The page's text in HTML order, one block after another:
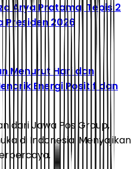
Arya Pratama, Tepis 2
Presiden 2026
Menurut Hari dan
Energi Positif dan
dari Jawa Pos Group,
di Indonesia. Menyajikan